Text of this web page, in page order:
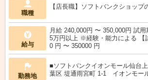
職種
【店長職】ソフトバンクショップ
給与
月給 240,000円 〜 350,000円 試
5万円以上 ※経験・能力による 【
0 円 〜 350000 円
勤務地
■ソフトバンクイオンモール仙台
葉区 堤通雨宮町 1‐1 イオンモー